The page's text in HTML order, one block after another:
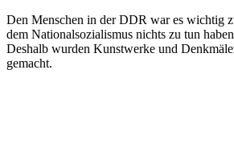
Den Menschen in der DDR war es wichtig
dem Nationalsozialismus nichts zu tun
Deshalb wurden Kunstwerke und
gemacht.